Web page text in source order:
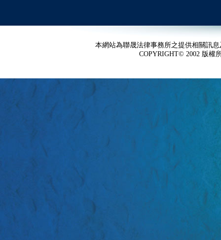
本網站為聯晟法律事務所之提供相關訊
COPYRIGHT© 2002 版權